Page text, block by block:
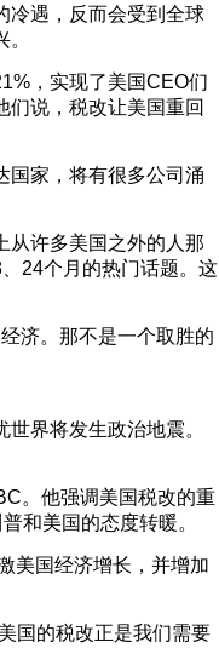
冷遇，反而会受到全球
，实现了美国CEO们
们说，税改让美国重回
国家，将有很多公司涌
从许多美国之外的人那
24个月的热门话题。这
济。那不是一个取胜的
界将发生政治地震。
。他强调美国税改的重
和美国的态度转暖。
美国经济增长，并增加
国的税改正是我们需要